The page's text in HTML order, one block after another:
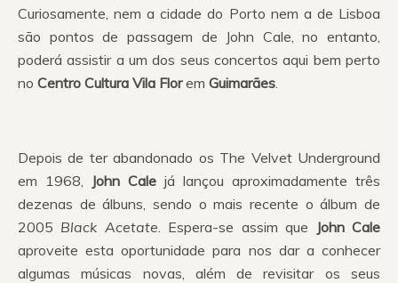
Curiosamente, nem a cidade do Porto nem a de Lisboa
são pontos de passagem de John Cale, no entanto,
poderá assistir a um dos seus concertos aqui bem perto
no Centro Cultura Vila Florem Guimarães.
Depois de ter abandonado os The Velvet Underground
em 1968, John Cale já lançou aproximadamente três
dezenas de álbuns, sendo o mais recente o álbum de
2005 Black Acetate. Espera-se assim que John Cale
aproveite esta oportunidade para nos dar a conhecer
algumas músicas novas, além de revisitar os seus